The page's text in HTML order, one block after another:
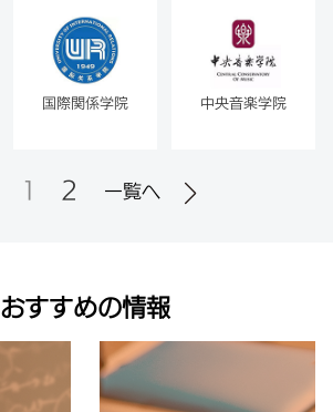
国際関係学院 中央音楽学院
1 2 一覧へ
おすすめの情報